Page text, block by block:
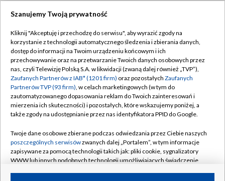
TVP
Abonament TVP
Emisja w TVP
Centrum informacji TVP
Naziemna Telewizja Cyfrowa
Rada Programowa
System NOS
Informacje o nadawcy
Regulamin TVP
Polityka prywatności
Moje zgody
Pomoc
Kontakt
Kanały
Szanujemy Twoją prywatność
Kliknij "Akceptuję i przechodzę do serwisu", aby wyrazić zgody na
korzystanie z technologii automatycznego śledzenia i zbierania danych,
dostęp do informacji na Twoim urządzeniu końcowym i ich
przechowywanie oraz na przetwarzanie Twoich danych osobowych przez
nas, czyli Telewizję Polską S.A. w likwidacji (zwaną dalej również „TVP”),
Zaufanych Partnerów z IAB* (1201 firm) oraz pozostałych Zaufanych
Partnerów TVP (93 firm), w celach marketingowych (w tym do
zautomatyzowanego dopasowania reklam do Twoich zainteresowań i
mierzenia ich skuteczności) i pozostałych, które wskazujemy poniżej, a
także zgody na udostępnianie przez nas identyfikatora PPID do Google.
Twoje dane osobowe zbierane podczas odwiedzania przez Ciebie naszych
poszczególnych serwisówzwanych dalej „Portalem”, w tym informacje
zapisywane za pomocą technologii takich jak: pliki cookie, sygnalizatory
WWW lub innych podobnych technologii umożliwiających świadczenie